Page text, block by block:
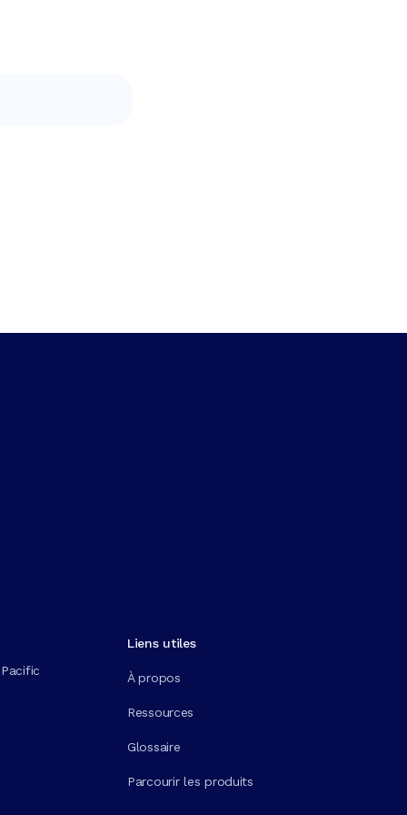
Liens utiles
À propos
Ressources
Glossaire
Parcourir les produits